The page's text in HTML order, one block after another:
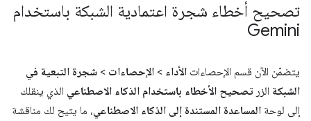
تصحيح أخطاء شجرة اعتمادية الشبكة باستخدام
Gemini
يتضمّن الآن قسم الإحصاءات الأداء > الإحصاءات > شجرة التبعية في
الشبكة الزر تصحيح الأخطاء باستخدام الذكاء الاصطناعي الذي ينقلك
إلى لوحة المساعدة المستندة إلى الذكاء الاصطناعي، ما يتيح لك مناقشة